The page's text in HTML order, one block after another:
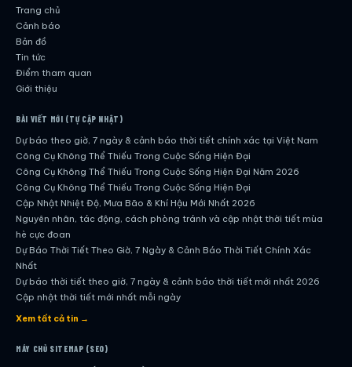
Trang chủ
Cảnh báo
Bản đồ
Tin tức
Điểm tham quan
Giới thiệu
BÀI VIẾT MỚI (TỰ CẬP NHẬT)
Dự báo theo giờ, 7 ngày & cảnh báo thời tiết chính xác tại Việt Nam
Công Cụ Không Thể Thiếu Trong Cuộc Sống Hiện Đại
Công Cụ Không Thể Thiếu Trong Cuộc Sống Hiện Đại Năm 2026
Công Cụ Không Thể Thiếu Trong Cuộc Sống Hiện Đại
Cập Nhật Nhiệt Độ, Mưa Bão & Khí Hậu Mới Nhất 2026
Nguyên nhân, tác động, cách phòng tránh và cập nhật thời tiết mùa
hè cực đoan
Dự Báo Thời Tiết Theo Giờ, 7 Ngày & Cảnh Báo Thời Tiết Chính Xác
Nhất
Dự báo thời tiết theo giờ, 7 ngày & cảnh báo thời tiết mới nhất 2026
Cập nhật thời tiết mới nhất mỗi ngày
Hướng dẫn đầy đủ về dự báo thời tiết hiện đại
Dự Báo Thời Tiết Theo Giờ, 7 Ngày & Cảnh Báo Thời Tiết Chính Xác
Xem tất cả tin →
MÁY CHỦ SITEMAP (SEO)